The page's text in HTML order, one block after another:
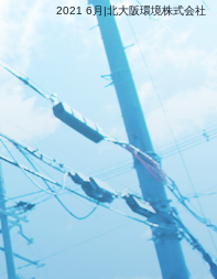
2021 6月|北大阪環境株式会社